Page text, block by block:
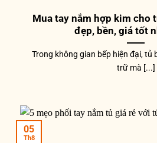
Mua tay nắm hợp kim cho
đẹp, bền, giá tốt
Trong không gian bếp hiện đại, tủ
trữ mà [...]
05
Th8